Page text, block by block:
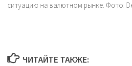
ситуацию на валютном рынке. Фото:
ЧИТАЙТЕ ТАКЖЕ: